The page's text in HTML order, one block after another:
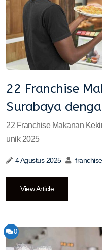
22 Franchise
Surabaya
22 Franchise Makanan
unik 2025
4 Agustus 2025
View Article
0